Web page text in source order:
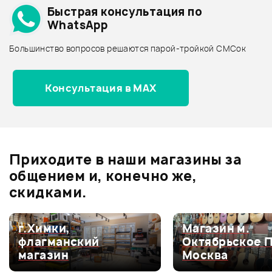
8 067 ₽
DMX-контроллер INVOLIGHT
DMX КАБЕЛЬ STAGG NDX3R
4.0
Оценка5
0
Оценка4
100%
Оценка3
0
Архив товаров - дешевле
Архив товаров - дороже
Все товары STAGG
Архив товаров - новинки
Быстрая консультация по
WhatsApp
Большинство вопросов решаются парой-тройкой СМСок
Консультация в MAX
Приходите в наши магазины за
общением и, конечно же,
скидками.
г.Химки,
флагманский
магазин
Магазин м.
Октябрьское
Москва